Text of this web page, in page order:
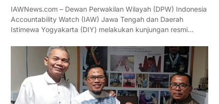
IAWNews.com – Dewan Perwakilan Wilayah (DPW) Indonesia
Accountability Watch (IAW) Jawa Tengah dan Daerah
Istimewa Yogyakarta (DIY) melakukan kunjungan resmi…